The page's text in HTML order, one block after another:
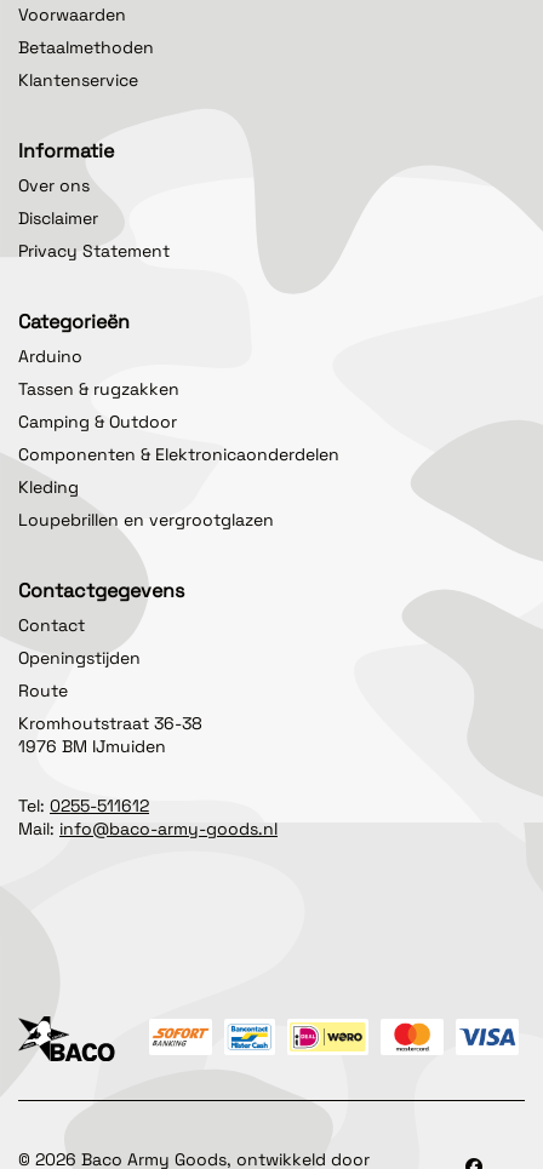
Voorwaarden
Betaalmethoden
Klantenservice
Informatie
Over ons
Disclaimer
Privacy Statement
Categorieën
Arduino
Tassen & rugzakken
Camping & Outdoor
Componenten & Elektronicaonderdelen
Kleding
Loupebrillen en vergrootglazen
Contactgegevens
Contact
Openingstijden
Route
Kromhoutstraat 36-38
1976 BM IJmuiden
Tel: 0255-511612
Mail: info@baco-army-goods.nl
© 2026 Baco Army Goods, ontwikkeld door